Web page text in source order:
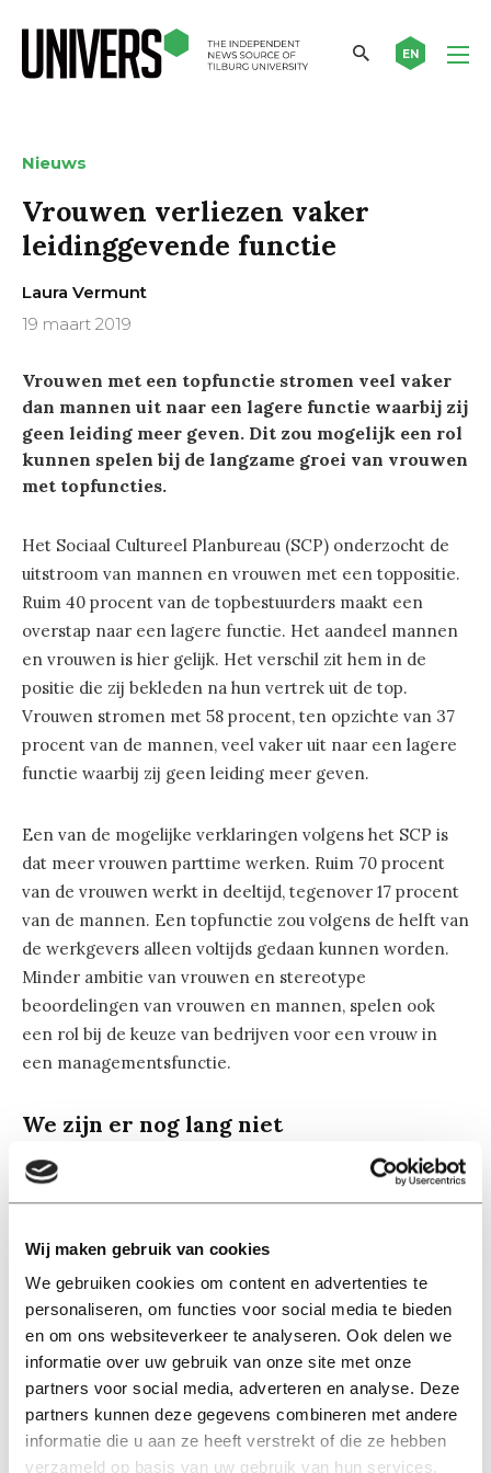
Wij maken gebruik van cookies
We gebruiken cookies om content en advertenties te
personaliseren, om functies voor social media te bieden
en om ons websiteverkeer te analyseren. Ook delen we
informatie over uw gebruik van onze site met onze
partners voor social media, adverteren en analyse. Deze
partners kunnen deze gegevens combineren met andere
informatie die u aan ze heeft verstrekt of die ze hebben
verzameld op basis van uw gebruik van hun services.
EN
Nieuws
Vrouwen verliezen vaker
leidinggevende functie
Laura Vermunt
19 maart 2019
Vrouwen met een topfunctie stromen veel vaker
dan mannen uit naar een lagere functie waarbij zij
geen leiding meer geven. Dit zou mogelijk een rol
kunnen spelen bij de langzame groei van vrouwen
met topfuncties.
Het Sociaal Cultureel Planbureau (SCP) onderzocht de
uitstroom van mannen en vrouwen met een toppositie.
Ruim 40 procent van de topbestuurders maakt een
overstap naar een lagere functie. Het aandeel mannen
en vrouwen is hier gelijk. Het verschil zit hem in de
positie die zij bekleden na hun vertrek uit de top.
Vrouwen stromen met 58 procent, ten opzichte van 37
procent van de mannen, veel vaker uit naar een lagere
functie waarbij zij geen leiding meer geven.
Een van de mogelijke verklaringen volgens het SCP is
dat meer vrouwen parttime werken. Ruim 70 procent
van de vrouwen werkt in deeltijd, tegenover 17 procent
van de mannen. Een topfunctie zou volgens de helft van
de werkgevers alleen voltijds gedaan kunnen worden.
Minder ambitie van vrouwen en stereotype
beoordelingen van vrouwen en mannen, spelen ook
een rol bij de keuze van bedrijven voor een vrouw in
een managementsfunctie.
We zijn er nog lang niet
In maart 2018 liet de Bedrijvenmonitor Topvrouwen 2017
zien dat het aantal vrouwen met een topfunctie in
zegt OCW-minister Ingrid van Engelshoven in een
kans geven om meer vrouwen een topfunctie te geven.
Mocht het bedrijfsleven het streefpercentage van 30
procent niet halen, dan volgen er misschien dwingende
maatregelen.